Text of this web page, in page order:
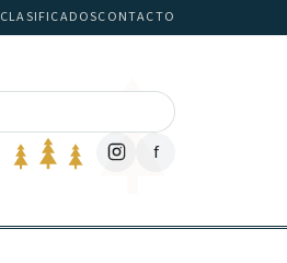
CLASIFICADOSCONTACTO
f